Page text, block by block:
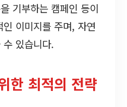
기부하는 캠페인 등이
이미지를 주며, 자연
있습니다.
한 최적의 전략